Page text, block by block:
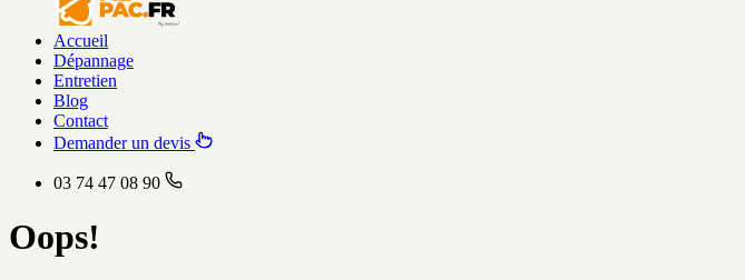
Accueil
Dépannage
Entretien
Blog
Contact
Demander un devis
03 74 47 08 90
Oops!